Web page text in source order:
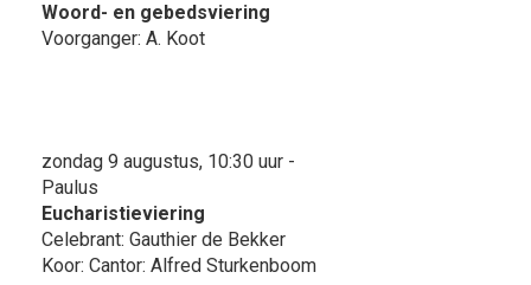
Woord- en gebedsviering
Voorganger: A. Koot
zondag 9 augustus, 10:30 uur -
Paulus
Eucharistieviering
Celebrant: Gauthier de Bekker
Koor: Cantor: Alfred Sturkenboom